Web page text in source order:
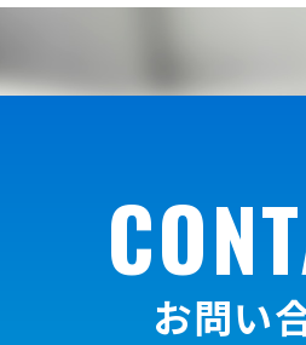
お問い